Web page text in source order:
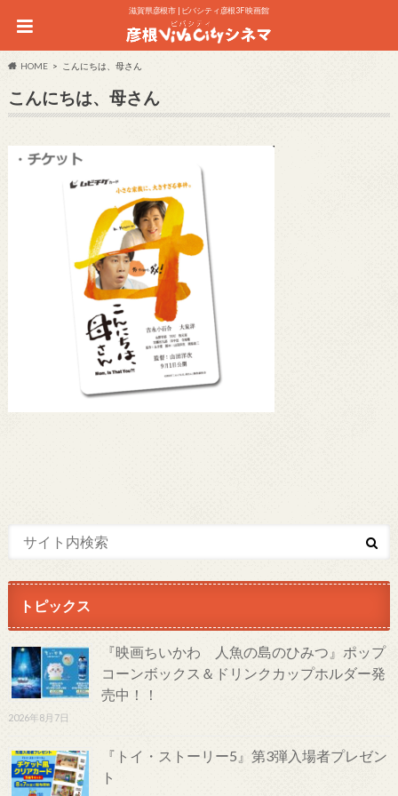
滋賀県彦根市 | ビバシティ彦根3F 映画館
HOME こんにちは、母さん
こんにちは、母さん
トピックス
『映画ちいかわ 人魚の島のひみつ』ポップ
コーンボックス＆ドリンクカップホルダー発
売中！！
2026年8月7日
『トイ・ストーリー5』第3弾入場者プレゼン
ト